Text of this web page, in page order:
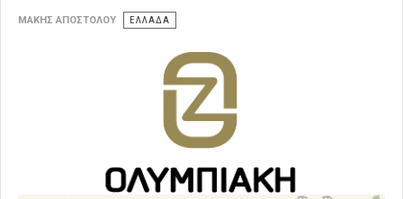
ΜΆΚΗΣ ΑΠΟΣΤΌΛΟΥ ΕΛΛΑΔΑ